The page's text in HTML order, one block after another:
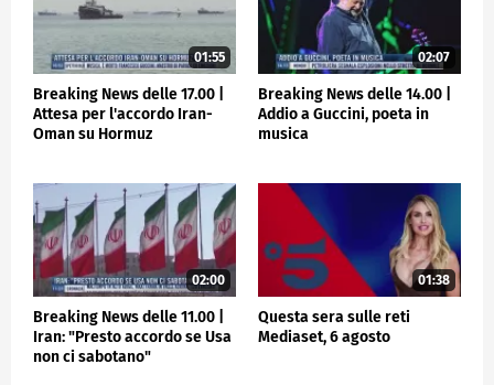
01:55
Breaking News delle 17.00 |
Attesa per l'accordo Iran-
Oman su Hormuz
02:07
Breaking News delle 14.00 |
Addio a Guccini, poeta in
musica
02:00
Breaking News delle 11.00 |
Iran: "Presto accordo se Usa
non ci sabotano"
01:38
Questa sera sulle reti
Mediaset, 6 agosto